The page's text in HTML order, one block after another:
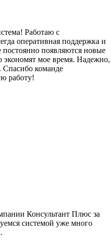
Работаю с
оперативная поддержка и
появляются новые
мое время. Надежно,
Спасибо команде
работу!
Консультант Плюс за
системой уже много